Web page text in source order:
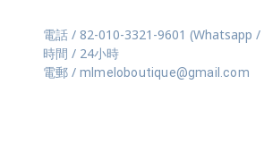
電話 / 82-010-3321-9601 (Whatsapp /
時間 / 24小時
電郵 / mlmeloboutique@gmail.com